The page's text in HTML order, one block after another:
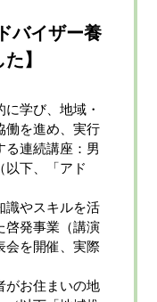
バイザー養
】
学び、地域・
働を進め、実行
る連続講座：男
以下、「アド
やスキルを活
啓発事業（講演
会を開催、実際
お住まいの地